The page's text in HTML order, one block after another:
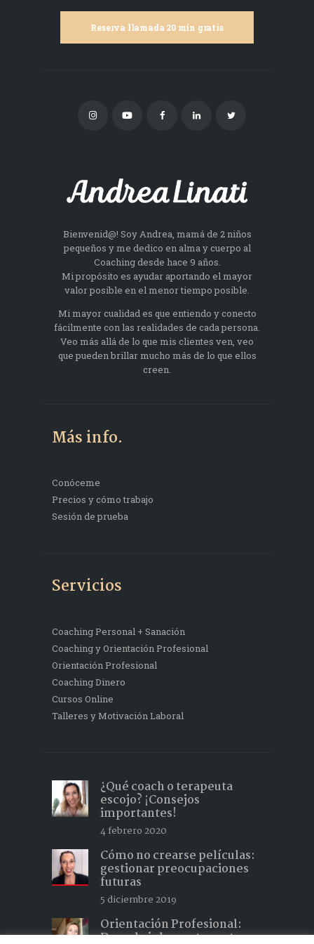
Reserva llamada 20 min gratis
Bienvenid@! Soy Andrea, mamá de 2 niños
pequeños y me dedico en alma y cuerpo al
Coaching desde hace 9 años.
Mi propósito es ayudar aportando el mayor
valor posible en el menor tiempo posible.
Mi mayor cualidad es que entiendo y conecto
fácilmente con las realidades de cada persona.
Veo más allá de lo que mis clientes ven, veo
que pueden brillar mucho más de lo que ellos
creen.
Más info.
Conóceme
Precios y cómo trabajo
Sesión de prueba
Servicios
Coaching Personal + Sanación
Coaching y Orientación Profesional
Orientación Profesional
Coaching Dinero
Cursos Online
Talleres y Motivación Laboral
¿Qué coach o terapeuta
escojo? ¡Consejos
importantes!
4 febrero 2020
Cómo no crearse películas:
gestionar preocupaciones
futuras
5 diciembre 2019
Orientación Profesional:
Descubrir lo que te gusta y